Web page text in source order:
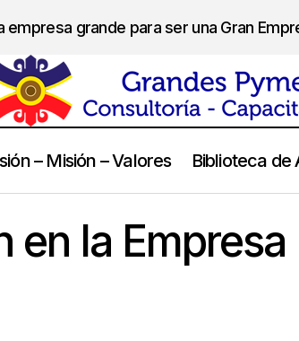
empresa grande para ser una Gran
– Misión – Valores Biblioteca de
La Organización en la
en la Empresa